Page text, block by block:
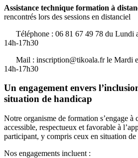
Assistance technique formation à
rencontrés lors des sessions en distanciel
Téléphone : 06 81 67 49 78 du Lundi
14h-17h30
Mail : inscription@tikoala.fr le Mardi
14h-17h30
Un engagement envers
situation de handicap
Notre organisme de formation s’engage à
accessible, respectueux et favorable à
participant, y compris ceux en situation de
Nos engagements incluent :